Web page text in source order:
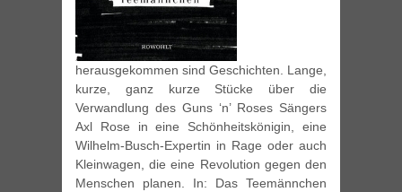
herausgekommen sind Geschichten. Lange,
kurze, ganz kurze Stücke über die
Verwandlung des Guns ‘n’ Roses Sängers
Axl Rose in eine Schönheitskönigin, eine
Wilhelm-Busch-Expertin in Rage oder auch
Kleinwagen, die eine Revolution gegen den
Menschen planen. In: Das Teemännchen